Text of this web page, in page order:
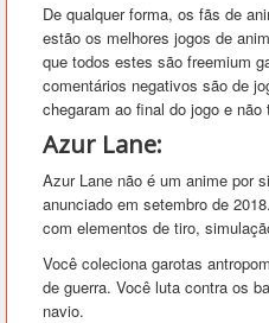
De qualquer forma, os fãs de
estão os melhores jogos de
que todos estes são freemium
comentários negativos são de
chegaram ao final do jogo e
Azur Lane:
Azur Lane não é um anime por
anunciado em setembro de
com elementos de tiro,
Você coleciona garotas
de guerra. Você luta contra os
navio.